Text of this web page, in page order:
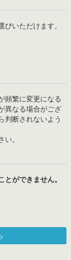
いただけます。
頻繁に変更になる
異なる場合がござ
判断されないよう
。
ができません。